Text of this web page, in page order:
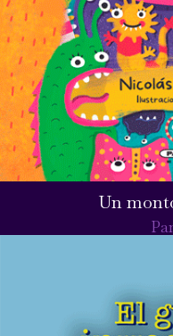
Un